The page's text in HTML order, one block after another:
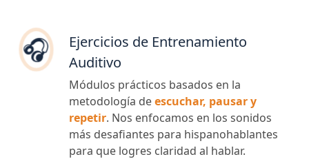
🎧
Ejercicios de Entrenamiento
Auditivo
Módulos prácticos basados en la
metodología deescuchar, pausar y
repetir. Nos enfocamos en los sonidos
más desafiantes para hispanohablantes
para que logres claridad al hablar.